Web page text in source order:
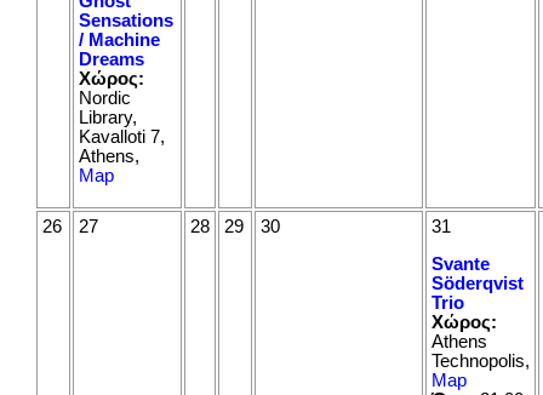
Sensations
/ Machine
Dreams
Χώρος:
Nordic
Library,
Kavalloti 7,
Athens,
Map
26 27 28 29 30
31
Svante
Söderqvist
Trio
Χώρος:
Athens
Technopolis,
Map